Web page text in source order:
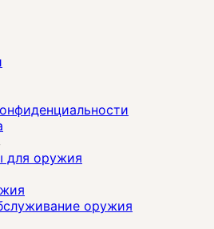
для оружия
оружия